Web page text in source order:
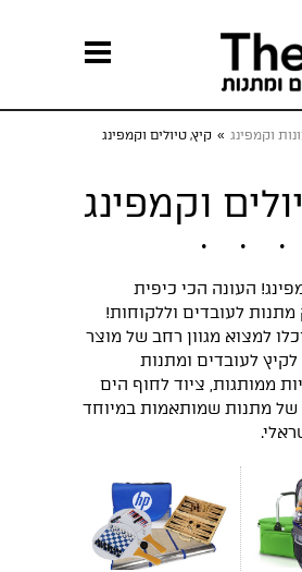
וקמפינג » קיץ, טיולים וקמפינג
וקמפינג
העונה הכי כיפית
לעובדים וללקוחות!
למצוא מגוון רחב של מוצר
לעובדים ומתנות
ממותגות, ציוד לחוף הים
של מתנות שמותאמות במיוחד